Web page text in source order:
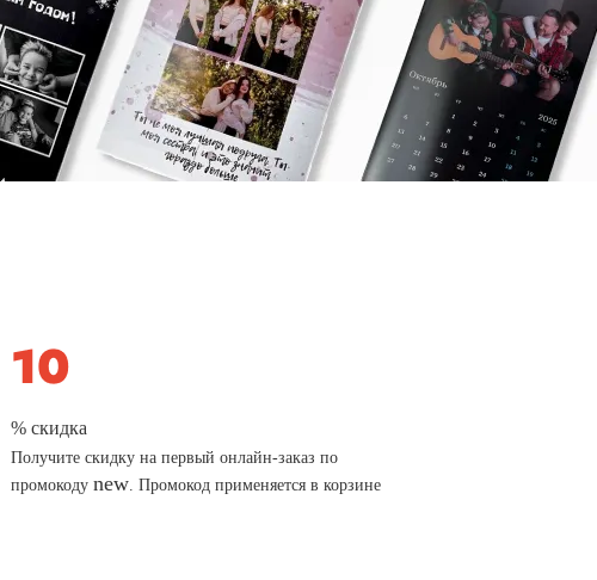
% скидка
Получите скидку на первый онлайн-заказ по
промокоду new. Промокод применяется в корзине